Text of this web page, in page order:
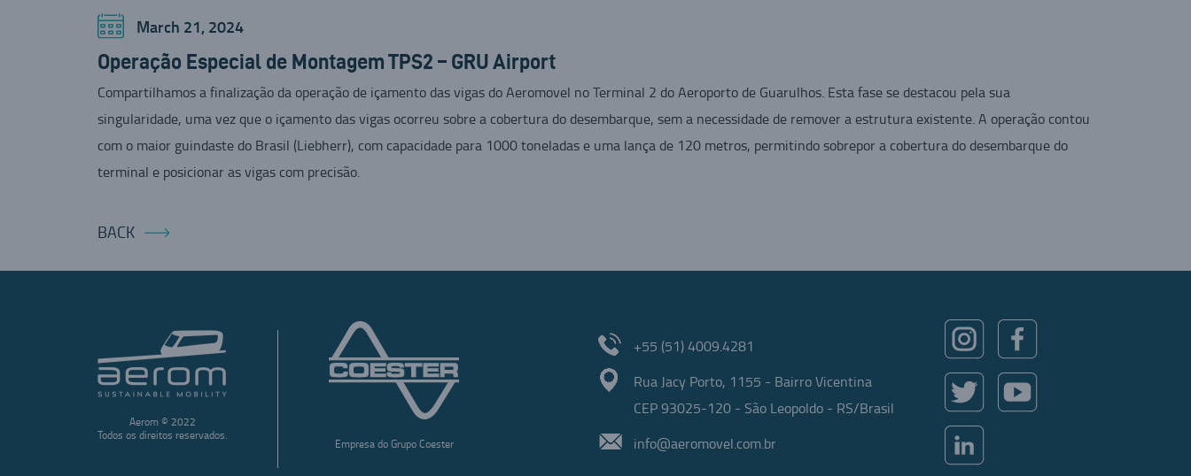
March 21, 2024
Operação Especial de Montagem TPS2 – GRU Airport
Compartilhamos a finalização da operação de içamento das vigas do Aeromovel no Terminal 2 do Aeroporto de Guarulhos. Esta fase se destacou pela sua
singularidade, uma vez que o içamento das vigas ocorreu sobre a cobertura do desembarque, sem a necessidade de remover a estrutura existente. A operação contou
com o maior guindaste do Brasil (Liebherr), com capacidade para 1000 toneladas e uma lança de 120 metros, permitindo sobrepor a cobertura do desembarque do
terminal e posicionar as vigas com precisão.
BACK
Aerom © 2022
Todos os direitos reservados.
Empresa do Grupo Coester
+55 (51) 4009.4281
Rua Jacy Porto, 1155 - Bairro Vicentina
CEP 93025-120 - São Leopoldo - RS/Brasil
info@aeromovel.com.br